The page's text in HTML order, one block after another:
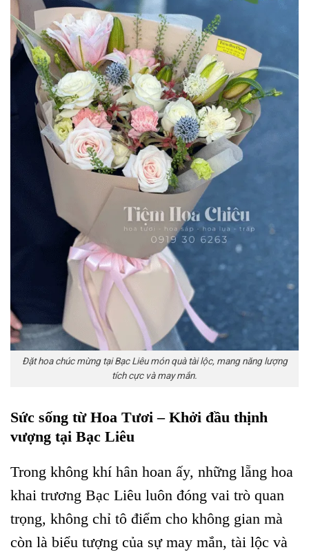
Đặt hoa chúc mừng tại Bạc Liêu món quà tài lộc, mang năng lượng
tích cực và may mắn.
Sức sống từ Hoa Tươi – Khởi đầu thịnh
vượng tại Bạc Liêu
Trong không khí hân hoan ấy, những lẵng hoa
khai trương Bạc Liêu luôn đóng vai trò quan
trọng, không chỉ tô điểm cho không gian mà
còn là biểu tượng của sự may mắn, tài lộc và